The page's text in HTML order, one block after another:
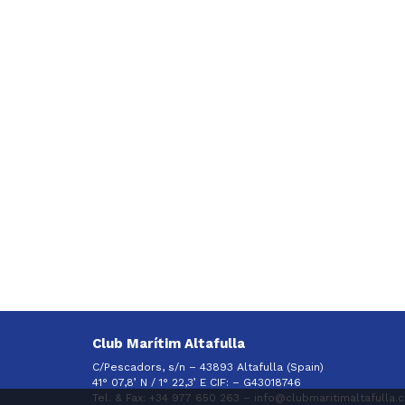
Club Marítim Altafulla
C/Pescadors, s/n – 43893 Altafulla (Spain)
41° 07,8’ N / 1° 22,3’ E CIF: – G43018746
Tel. & Fax: +34 977 650 263 –